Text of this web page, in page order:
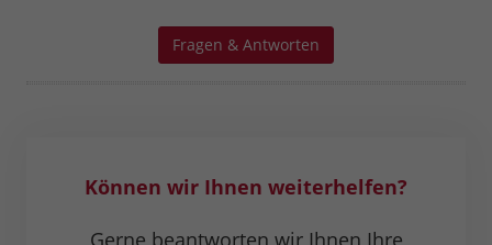
Fragen & Antworten
Können wir Ihnen weiterhelfen?
Gerne beantworten wir Ihnen Ihre